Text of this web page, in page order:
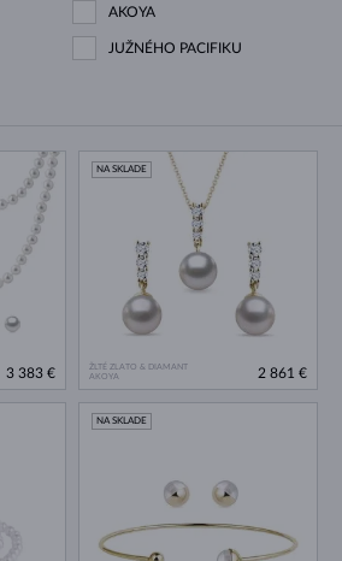
AKOYA
JUŽNÉHO PACIFIKU
3 383 €
ŽLTÉ ZLATO & DIAMANT
AKOYA
NA SKLADE
2 861 €
NA SKLADE